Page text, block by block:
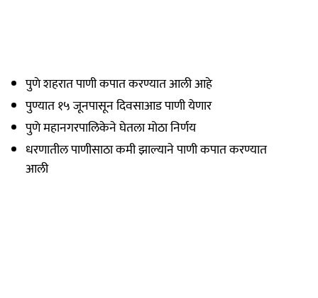
पुणे शहरात पाणी कपात करण्यात आली आहे
पुण्यात १५ जूनपासून दिवसाआड पाणी येणार
पुणे महानगरपालिकेने घेतला मोठा निर्णय
धरणातील पाणीसाठा कमी झाल्याने पाणी कपात करण्यात
आली